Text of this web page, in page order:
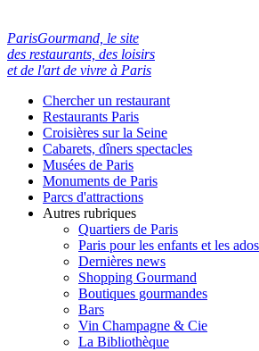
ParisGourmand, le site
des restaurants, des loisirs
et de l'art de vivre à Paris
Chercher un restaurant
Restaurants Paris
Croisières sur la Seine
Cabarets, dîners spectacles
Musées de Paris
Monuments de Paris
Parcs d'attractions
Autres rubriques
Quartiers de Paris
Paris pour les enfants et les ados
Dernières news
Shopping Gourmand
Boutiques gourmandes
Bars
Vin Champagne & Cie
La Bibliothèque